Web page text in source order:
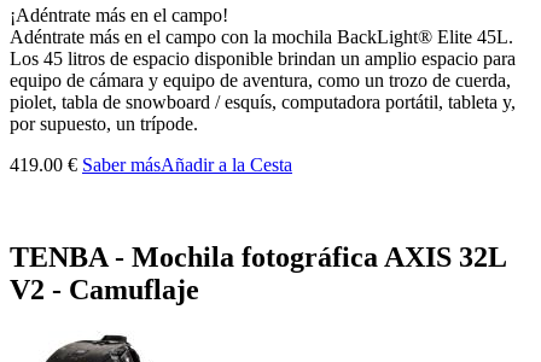
¡Adéntrate más en el campo!
Adéntrate más en el campo con la mochila BackLight® Elite 45L.
Los 45 litros de espacio disponible brindan un amplio espacio para
equipo de cámara y equipo de aventura, como un trozo de cuerda,
piolet, tabla de snowboard / esquís, computadora portátil, tableta y,
por supuesto, un trípode.
419.00 € Saber másAñadir a la Cesta
TENBA - Mochila fotográfica AXIS 32L
V2 - Camuflaje